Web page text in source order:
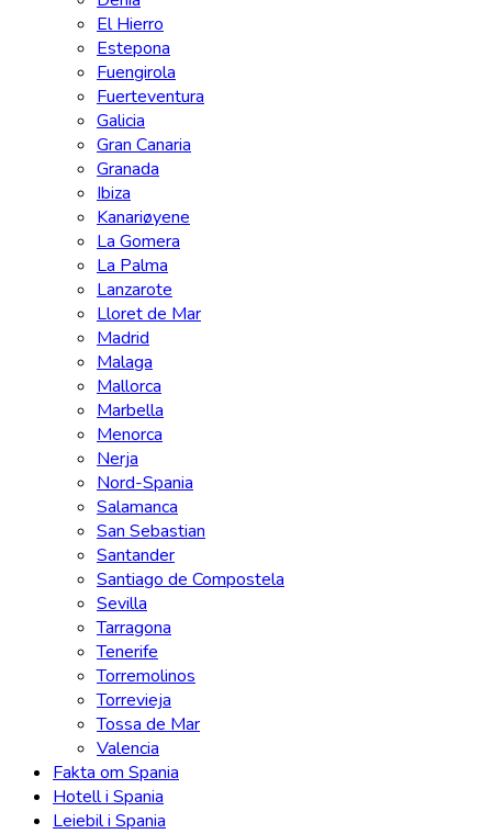
El Hierro
Estepona
Fuengirola
Fuerteventura
Galicia
Gran Canaria
Granada
Ibiza
Kanariøyene
La Gomera
La Palma
Lanzarote
Lloret de Mar
Madrid
Malaga
Mallorca
Marbella
Menorca
Nerja
Nord-Spania
Salamanca
San Sebastian
Santander
Santiago de Compostela
Sevilla
Tarragona
Tenerife
Torremolinos
Torrevieja
Tossa de Mar
Valencia
Fakta om Spania
Hotell i Spania
Leiebil i Spania